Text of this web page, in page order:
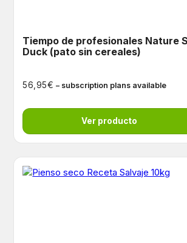
Tiempo de profesionales Nature
Duck (pato sin cereales)
56,95€ – subscription plans available
Ver producto